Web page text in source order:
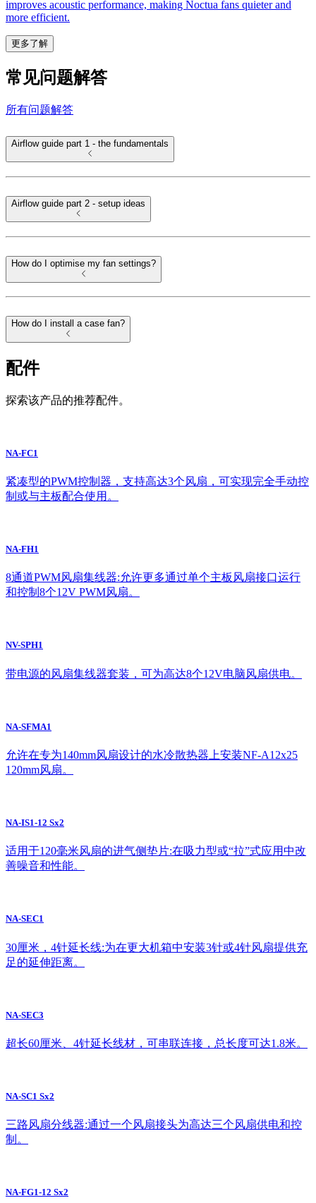
improves acoustic performance, making Noctua fans quieter and
more efficient.
更多了解
常见问题解答
所有问题解答
Airflow guide part 1 - the fundamentals
Airflow guide part 2 - setup ideas
How do I optimise my fan settings?
How do I install a case fan?
配件
探索该产品的推荐配件。
NA-FC1
紧凑型的PWM控制器，支持高达3个风扇，可实现完全手动控
制或与主板配合使用。
NA-FH1
8通道PWM风扇集线器:允许更多通过单个主板风扇接口运行
和控制8个12V PWM风扇。
NV-SPH1
带电源的风扇集线器套装，可为高达8个12V电脑风扇供电。
NA-SFMA1
允许在专为140mm风扇设计的水冷散热器上安装NF-A12x25
120mm风扇。
NA-IS1-12 Sx2
适用于120毫米风扇的进气侧垫片:在吸力型或“拉”式应用中改
善噪音和性能。
NA-SEC1
30厘米，4针延长线:为在更大机箱中安装3针或4针风扇提供充
足的延伸距离。
NA-SEC3
超长60厘米、4针延长线材，可串联连接，总长度可达1.8米。
NA-SC1 Sx2
三路风扇分线器:通过一个风扇接头为高达三个风扇供电和控
制。
NA-FG1-12 Sx2